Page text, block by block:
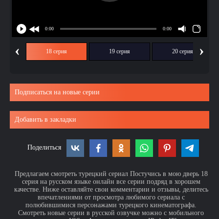
‹ 18 серия 19 серия 20 серия ›
Подписаться на новые серии
Добавить в закладки
Поделиться
Предлагаем смотреть турецкий сериал Постучись в мою дверь 18
серия на русском языке онлайн все серии подряд в хорошем
качестве. Ниже оставляйте свои комментарии и отзывы, делитесь
впечатлениями от просмотра любимого сериала с
полюбившимися персонажами турецкого кинематографа.
Смотреть новые серии в русской озвучке можно с мобильного